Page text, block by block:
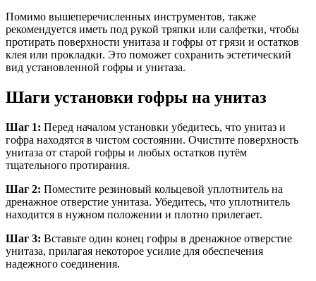
Помимо вышеперечисленных инструментов, также
рекомендуется иметь под рукой тряпки или салфетки, чтобы
протирать поверхности унитаза и гофры от грязи и остатков
клея или прокладки. Это поможет сохранить эстетический
вид установленной гофры и унитаза.
Шаги установки гофры на унитаз
Шаг 1: Перед началом установки убедитесь, что унитаз и
гофра находятся в чистом состоянии. Очистите поверхность
унитаза от старой гофры и любых остатков путём
тщательного протирания.
Шаг 2: Поместите резиновый кольцевой уплотнитель на
дренажное отверстие унитаза. Убедитесь, что уплотнитель
находится в нужном положении и плотно прилегает.
Шаг 3: Вставьте один конец гофры в дренажное отверстие
унитаза, прилагая некоторое усилие для обеспечения
надежного соединения.